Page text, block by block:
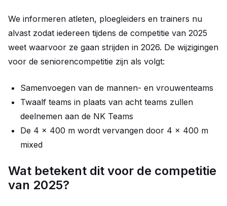
We informeren atleten, ploegleiders en trainers nu
alvast zodat iedereen tijdens de competitie van 2025
weet waarvoor ze gaan strijden in 2026. De wijzigingen
voor de seniorencompetitie zijn als volgt:
Samenvoegen van de mannen- en vrouwenteams
Twaalf teams in plaats van acht teams zullen
deelnemen aan de NK Teams
De 4 x 400 m wordt vervangen door 4 x 400 m
mixed
Wat betekent dit voor de competitie
van 2025?